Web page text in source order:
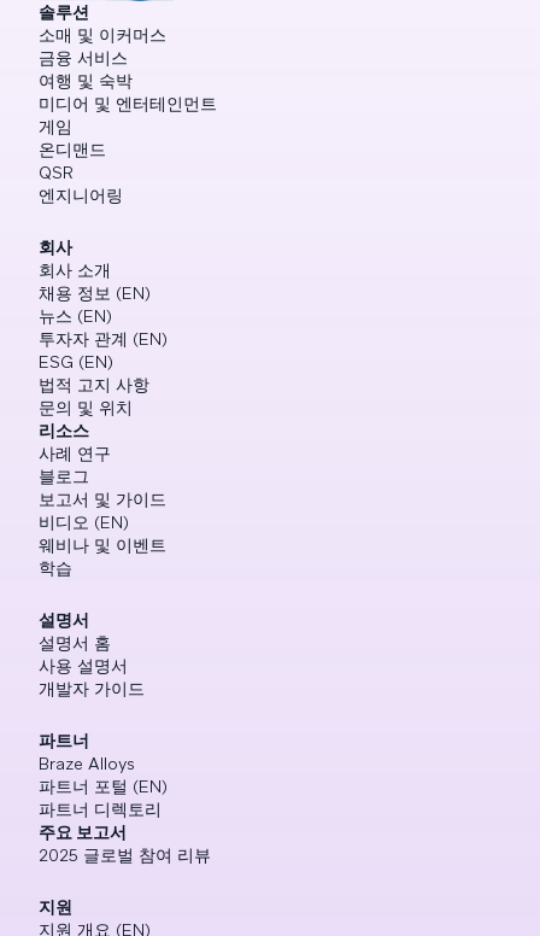
솔루션
소매 및 이커머스
금융 서비스
여행 및 숙박
미디어 및 엔터테인먼트
게임
온디맨드
QSR
엔지니어링
회사
회사 소개
채용 정보 (EN)
뉴스 (EN)
투자자 관계 (EN)
ESG (EN)
법적 고지 사항
문의 및 위치
리소스
사례 연구
블로그
보고서 및 가이드
비디오 (EN)
웨비나 및 이벤트
학습
설명서
설명서 홈
사용 설명서
개발자 가이드
파트너
Braze Alloys
파트너 포털 (EN)
파트너 디렉토리
주요 보고서
2025 글로벌 참여 리뷰
지원
지원 개요 (EN)